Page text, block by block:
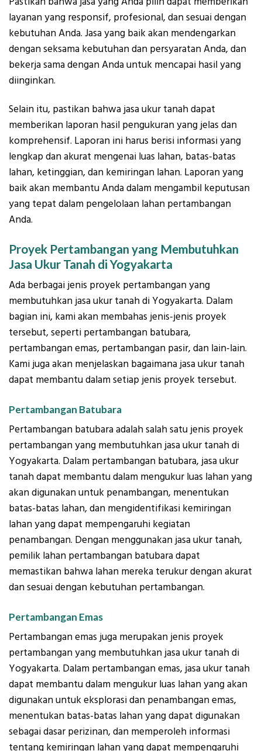
layanan yang responsif, profesional, dan sesuai dengan
kebutuhan Anda. Jasa yang baik akan mendengarkan
dengan seksama kebutuhan dan persyaratan Anda, dan
bekerja sama dengan Anda untuk mencapai hasil yang
diinginkan.
Selain itu, pastikan bahwa jasa ukur tanah dapat
memberikan laporan hasil pengukuran yang jelas dan
komprehensif. Laporan ini harus berisi informasi yang
lengkap dan akurat mengenai luas lahan, batas-batas
lahan, ketinggian, dan kemiringan lahan. Laporan yang
baik akan membantu Anda dalam mengambil keputusan
yang tepat dalam pengelolaan lahan pertambangan
Anda.
Proyek Pertambangan yang Membutuhkan
Jasa Ukur Tanah di Yogyakarta
Ada berbagai jenis proyek pertambangan yang
membutuhkan jasa ukur tanah di Yogyakarta. Dalam
bagian ini, kami akan membahas jenis-jenis proyek
tersebut, seperti pertambangan batubara,
pertambangan emas, pertambangan pasir, dan lain-lain.
Kami juga akan menjelaskan bagaimana jasa ukur tanah
dapat membantu dalam setiap jenis proyek tersebut.
Pertambangan Batubara
Pertambangan batubara adalah salah satu jenis proyek
pertambangan yang membutuhkan jasa ukur tanah di
Yogyakarta. Dalam pertambangan batubara, jasa ukur
tanah dapat membantu dalam mengukur luas lahan yang
akan digunakan untuk penambangan, menentukan
batas-batas lahan, dan mengidentifikasi kemiringan
lahan yang dapat mempengaruhi kegiatan
penambangan. Dengan menggunakan jasa ukur tanah,
pemilik lahan pertambangan batubara dapat
memastikan bahwa lahan mereka terukur dengan akurat
dan sesuai dengan kebutuhan pertambangan.
Pertambangan Emas
Pertambangan emas juga merupakan jenis proyek
pertambangan yang membutuhkan jasa ukur tanah di
Yogyakarta. Dalam pertambangan emas, jasa ukur tanah
dapat membantu dalam mengukur luas lahan yang akan
digunakan untuk eksplorasi dan penambangan emas,
menentukan batas-batas lahan yang dapat digunakan
sebagai dasar perizinan, dan memperoleh informasi
tentang kemiringan lahan yang dapat mempengaruhi